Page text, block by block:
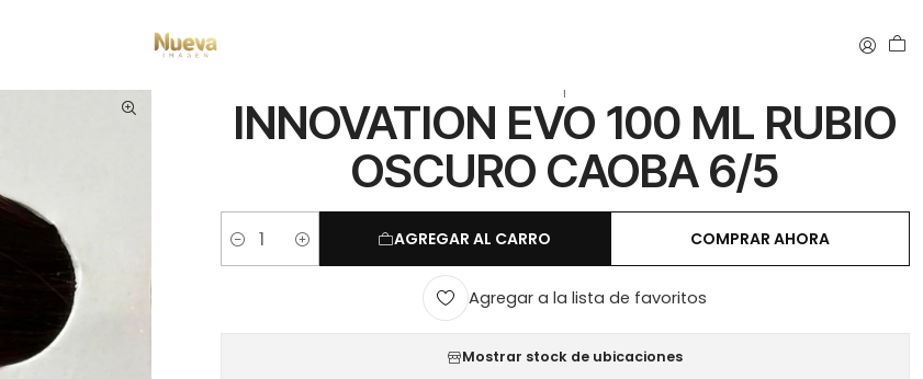
|
INNOVATION EVO 100 ML RUBIO
OSCURO CAOBA 6/5
Cantidad AGREGAR AL CARRO COMPRAR AHORA
Agregar a la lista de favoritos
Mostrar stock de ubicaciones